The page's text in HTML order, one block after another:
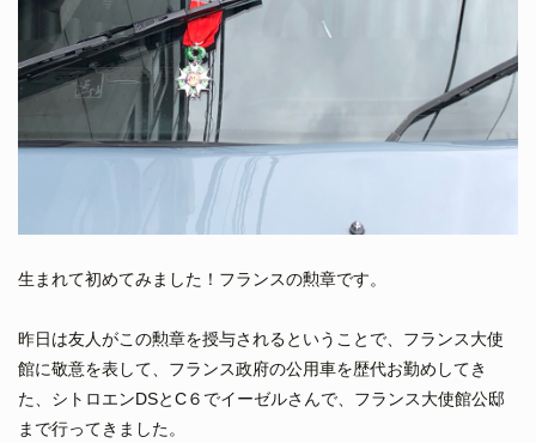
生まれて初めてみました！フランスの勲章です。
昨日は友人がこの勲章を授与されるということで、フランス大使
館に敬意を表して、フランス政府の公用車を歴代お勤めしてき
た、シトロエンDSとC６でイーゼルさんで、フランス大使館公邸
まで行ってきました。